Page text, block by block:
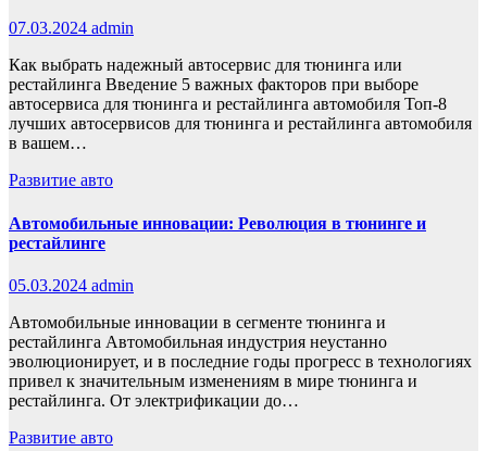
07.03.2024 admin
Как выбрать надежный автосервис для тюнинга или
рестайлинга Введение 5 важных факторов при выборе
автосервиса для тюнинга и рестайлинга автомобиля Топ-8
лучших автосервисов для тюнинга и рестайлинга автомобиля
в вашем…
Развитие авто
Автомобильные инновации: Революция в тюнинге и
рестайлинге
05.03.2024 admin
Автомобильные инновации в сегменте тюнинга и
рестайлинга Автомобильная индустрия неустанно
эволюционирует, и в последние годы прогресс в технологиях
привел к значительным изменениям в мире тюнинга и
рестайлинга. От электрификации до…
Развитие авто